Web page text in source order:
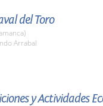
del Toro
Arrabal
y Actividades